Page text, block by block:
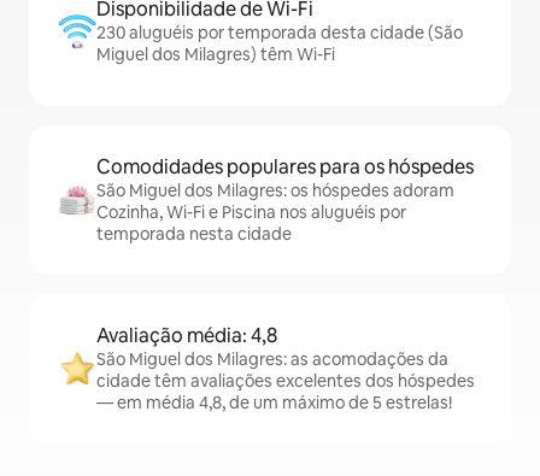
Disponibilidade de Wi-Fi
230 aluguéis por temporada desta cidade (São
Miguel dos Milagres) têm Wi-Fi
Comodidades populares para os hóspedes
São Miguel dos Milagres: os hóspedes adoram
Cozinha, Wi-Fi e Piscina nos aluguéis por
temporada nesta cidade
Avaliação média: 4,8
São Miguel dos Milagres: as acomodações da
cidade têm avaliações excelentes dos hóspedes
— em média 4,8, de um máximo de 5 estrelas!